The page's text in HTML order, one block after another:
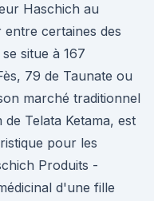
Haschich au
certaines des
situe à 167
79 de Taunate ou
marché traditionnel
Telata Ketama, est
pour les
Produits -
d'une fille